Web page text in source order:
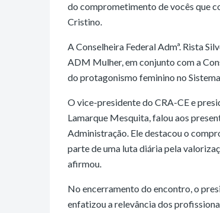
do comprometimento de vocês que
Cristino.
A Conselheira Federal Admª. Rista
ADM Mulher, em conjunto com a
do protagonismo feminino no
O vice-presidente do CRA-CE e
Lamarque Mesquita, falou aos
Administração. Ele destacou o
parte de uma luta diária pela
afirmou.
No encerramento do encontro, o
enfatizou a relevância dos